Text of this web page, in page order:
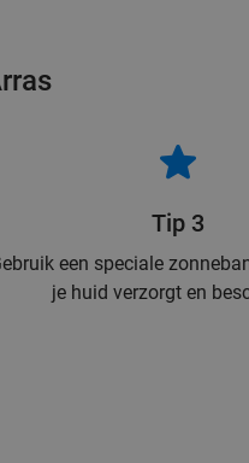
Tip 3
een speciale
je huid verzorgt en